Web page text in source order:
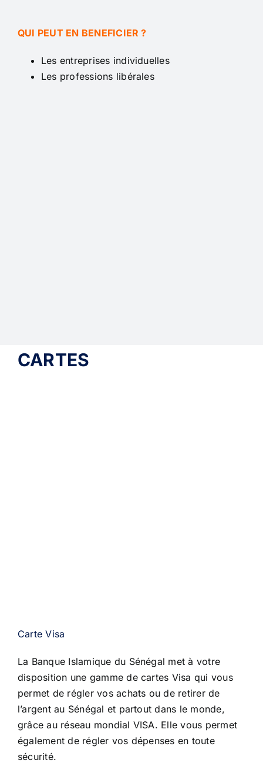
QUI PEUT EN BENEFICIER ?
Les entreprises individuelles
Les professions libérales
CARTES
Carte Visa
La Banque Islamique du Sénégal met à votre
disposition une gamme de cartes Visa qui vous
permet de régler vos achats ou de retirer de
l’argent au Sénégal et partout dans le monde,
grâce au réseau mondial VISA. Elle vous permet
égalementde régler vos dépenses en toute
sécurité.